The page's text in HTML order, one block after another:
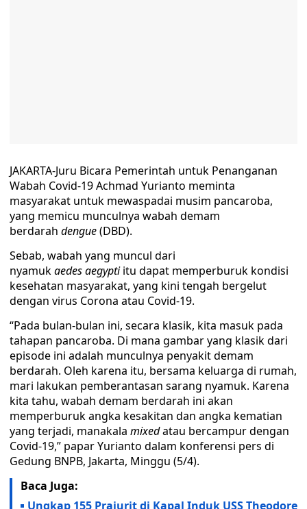
JAKARTA-Juru Bicara Pemerintah untuk Penanganan
Wabah Covid-19 Achmad Yurianto meminta
masyarakat untuk mewaspadai musim pancaroba,
yang memicu munculnya wabah demam
berdarah dengue(DBD).
Sebab, wabah yang muncul dari
nyamukaedesaegyptiitu dapat memperburuk kondisi
kesehatan masyarakat, yang kini tengah bergelut
dengan virus Corona atau Covid-19.
“Pada bulan-bulan ini, secara klasik, kita masuk pada
tahapan pancaroba. Di mana gambar yang klasik dari
episode ini adalah munculnya penyakit demam
berdarah. Oleh karena itu, bersama keluarga di rumah,
mari lakukan pemberantasan sarang nyamuk. Karena
kita tahu, wabah demam berdarah ini akan
memperburuk angka kesakitan dan angka kematian
yang terjadi, manakala mixedatau bercampur dengan
Covid-19,” papar Yurianto dalam konferensi pers di
Gedung BNPB, Jakarta, Minggu (5/4).
Baca Juga:
Ungkap 155 Prajurit di Kapal Induk USS Theodore